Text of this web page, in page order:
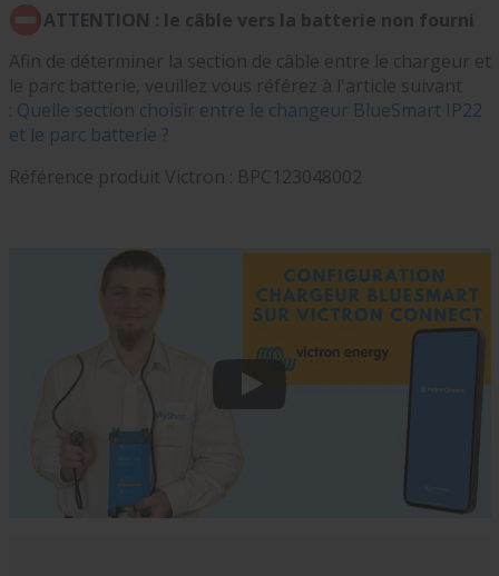
ATTENTION : le câble vers la batterie non fourni
Afin de déterminer la section de câble entre le chargeur et
le parc batterie, veuillez vous référez à l'article suivant
: Quelle section choisir entre le changeur BlueSmart IP22
et le parc batterie ?
Référence produit Victron : BPC123048002